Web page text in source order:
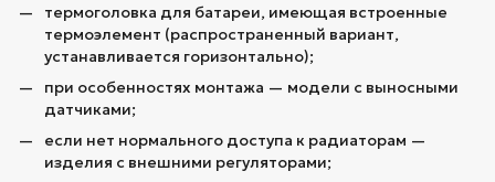
термоголовка для батареи, имеющая встроенные
термоэлемент (распространенный вариант,
устанавливается горизонтально);
при особенностях монтажа — модели с выносными
датчиками;
если нет нормального доступа к радиаторам —
изделия с внешними регуляторами;